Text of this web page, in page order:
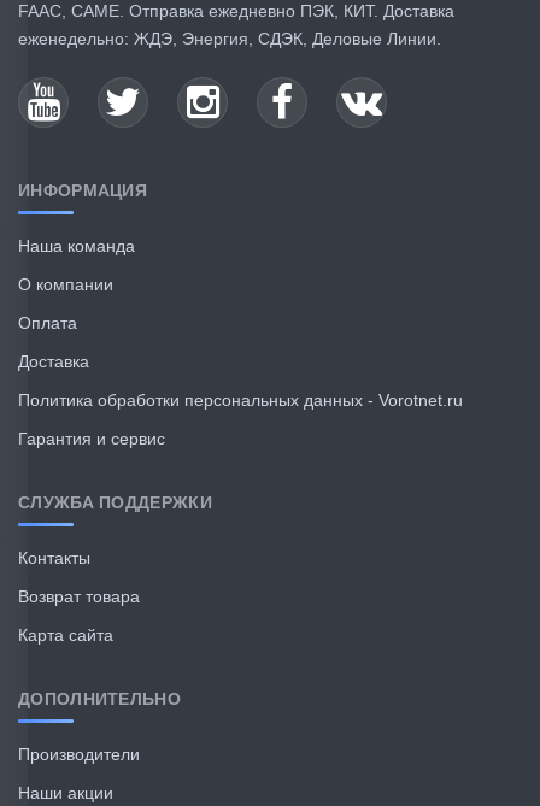
FAAC, CAME. Отправка ежедневно ПЭК, КИТ. Доставка
еженедельно: ЖДЭ, Энергия, СДЭК, Деловые Линии.
ИНФОРМАЦИЯ
Наша команда
О компании
Оплата
Доставка
Политика обработки персональных данных - Vorotnet.ru
Гарантия и сервис
СЛУЖБА ПОДДЕРЖКИ
Контакты
Возврат товара
Карта сайта
ДОПОЛНИТЕЛЬНО
Производители
Наши акции